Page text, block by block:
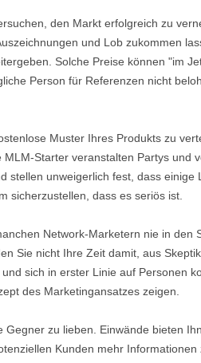
den Markt erfolgreich zu
und Lob zukommen
Solche Preise können "im
Person für Referenzen nicht
Muster Ihres Produkts zu
MLM-Starter veranstalten Partys und
stellen unweigerlich fest, dass
sicherzustellen, dass es seriös ist.
Network-Marketern nie in den
Sie nicht Ihre Zeit damit, aus
sich in erster Linie auf Personen
des Marketingansatzes zeigen.
Gegner zu lieben. Einwände bieten
Kunden mehr